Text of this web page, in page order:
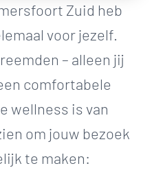
Zuid heb
voor jezelf.
– alleen jij
comfortabele
wellness is van
om jouw bezoek
te maken: